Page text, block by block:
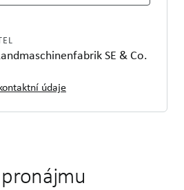
SE & Co.
údaje